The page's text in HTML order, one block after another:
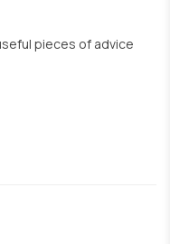
pieces of advice